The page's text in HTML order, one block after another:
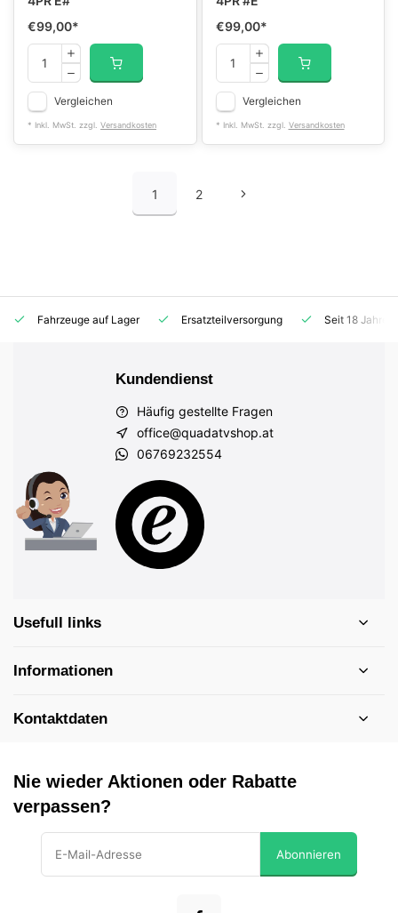
€99,00*
Vergleichen
* Inkl. MwSt. zzgl. Versandkosten
€99,00*
Vergleichen
* Inkl. MwSt. zzgl. Versandkosten
1 2
Fahrzeuge auf Lager Ersatzteilversorgung Seit 18
Kundendienst
Häufig gestellte Fragen
office@quadatvshop.at
06769232554
Usefull links
Informationen
Kontaktdaten
Nie wieder Aktionen oder Rabatte
verpassen?
Abonnieren